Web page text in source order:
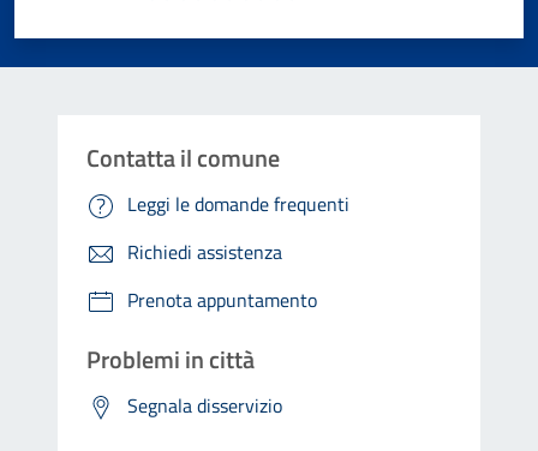
Contatta il comune
Leggi le domande frequenti
Richiedi assistenza
Prenota appuntamento
Problemi in città
Segnala disservizio